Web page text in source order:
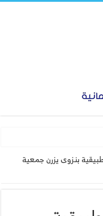
“أساسيات
بنزوى يزرن جمعية